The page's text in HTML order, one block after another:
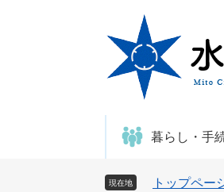
暮らし・手
現在地 トップペー